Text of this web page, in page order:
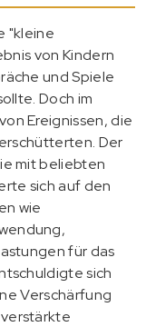
"kleine
von Kindern
und Spiele
Doch im
Ereignissen, die
Der
mit beliebten
sich auf den
wie
für das
sich
Verschärfung